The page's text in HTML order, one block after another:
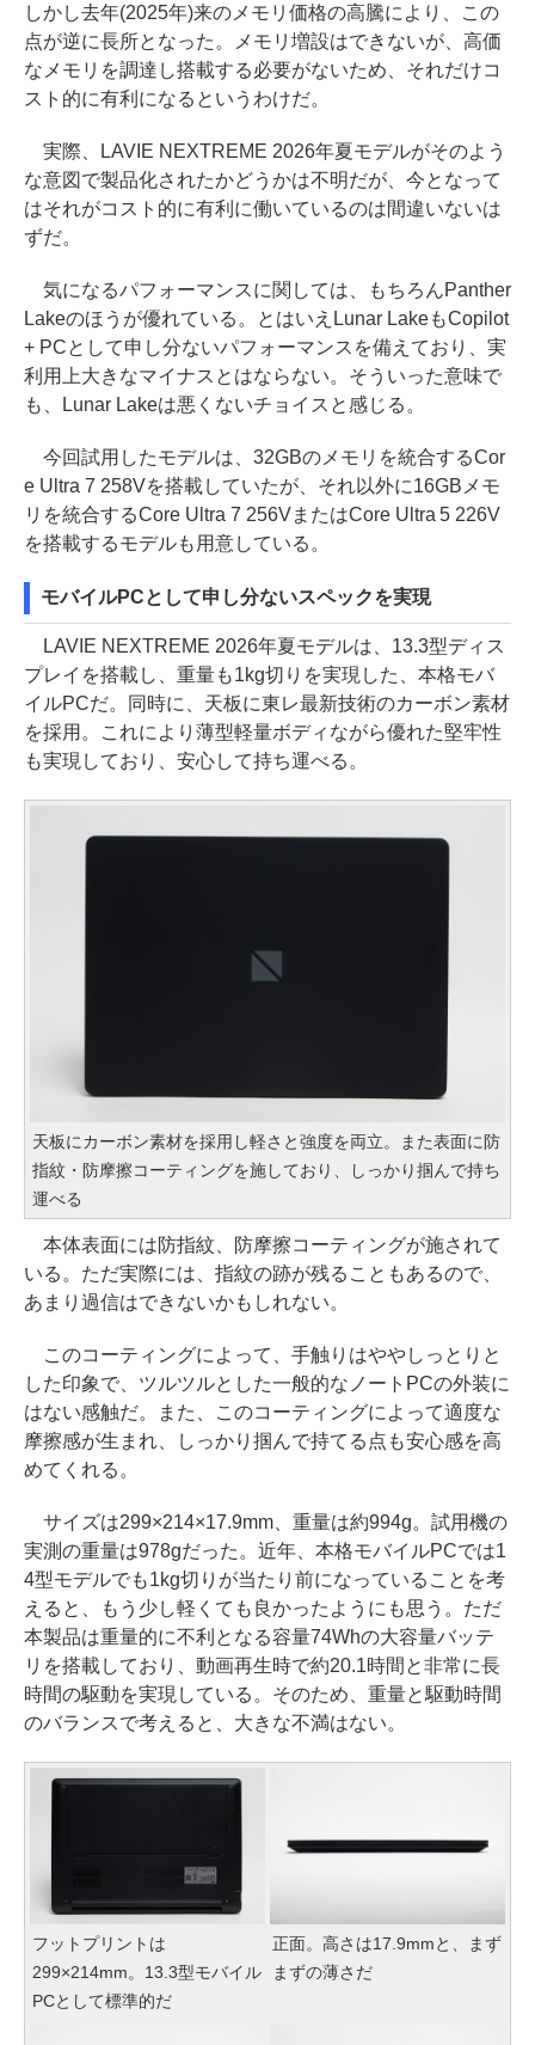
しかし去年(2025年)来のメモリ価格の高騰により、この
点が逆に長所となった。メモリ増設はできないが、高価
なメモリを調達し搭載する必要がないため、それだけコ
スト的に有利になるというわけだ。
実際、LAVIE NEXTREME 2026年夏モデルがそのよう
な意図で製品化されたかどうかは不明だが、今となって
はそれがコスト的に有利に働いているのは間違いないは
ずだ。
気になるパフォーマンスに関しては、もちろんPanther
Lakeのほうが優れている。とはいえLunar LakeもCopilot
+ PCとして申し分ないパフォーマンスを備えており、実
利用上大きなマイナスとはならない。そういった意味で
も、Lunar Lakeは悪くないチョイスと感じる。
今回試用したモデルは、32GBのメモリを統合するCor
e Ultra 7 258Vを搭載していたが、それ以外に16GBメモ
リを統合するCore Ultra 7 256VまたはCore Ultra 5 226V
を搭載するモデルも用意している。
モバイルPCとして申し分ないスペックを実現
LAVIE NEXTREME 2026年夏モデルは、13.3型ディス
プレイを搭載し、重量も1kg切りを実現した、本格モバ
イルPCだ。同時に、天板に東レ最新技術のカーボン素材
を採用。これにより薄型軽量ボディながら優れた堅牢性
も実現しており、安心して持ち運べる。
天板にカーボン素材を採用し軽さと強度を両立。また表面に防
指紋・防摩擦コーティングを施しており、しっかり掴んで持ち
運べる
本体表面には防指紋、防摩擦コーティングが施されて
いる。ただ実際には、指紋の跡が残ることもあるので、
あまり過信はできないかもしれない。
このコーティングによって、手触りはややしっとりと
した印象で、ツルツルとした一般的なノートPCの外装に
はない感触だ。また、このコーティングによって適度な
摩擦感が生まれ、しっかり掴んで持てる点も安心感を高
めてくれる。
サイズは299×214×17.9mm、重量は約994g。試用機の
実測の重量は978gだった。近年、本格モバイルPCでは1
4型モデルでも1kg切りが当たり前になっていることを考
えると、もう少し軽くても良かったようにも思う。ただ
本製品は重量的に不利となる容量74Whの大容量バッテ
リを搭載しており、動画再生時で約20.1時間と非常に長
時間の駆動を実現している。そのため、重量と駆動時間
のバランスで考えると、大きな不満はない。
フットプリントは
299×214mm。13.3型モバイル
PCとして標準的だ
正面。高さは17.9mmと、まず
まずの薄さだ